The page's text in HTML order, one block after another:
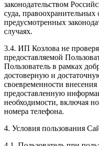
законодательством
суда,
предусмотренных
случаях.
3.4. ИП Козлова не
предоставляемой
Пользователь в рамках
достоверную и
своевременности
предоставленную
необходимости, включая
номера телефона.
4. Условия пользования